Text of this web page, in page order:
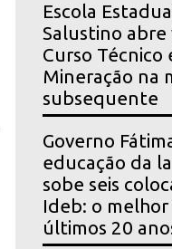
Escola
Salustino abre
Curso Técnico
Mineração na
subsequente
Governo
educação da
sobe seis
Ideb: o
últimos 20